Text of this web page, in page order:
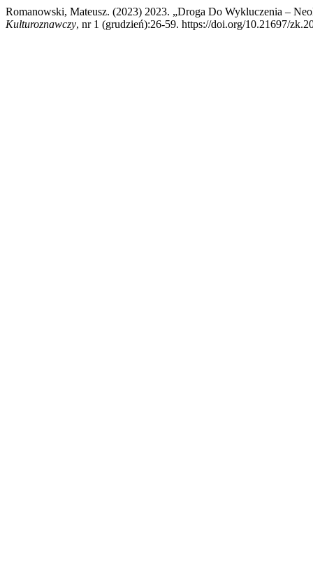
Romanowski, Mateusz. (2023) 2023. „Droga Do Wykluczenia –
Kulturoznawczy, nr 1 (grudzień):26-59. https://doi.org/10.21697/